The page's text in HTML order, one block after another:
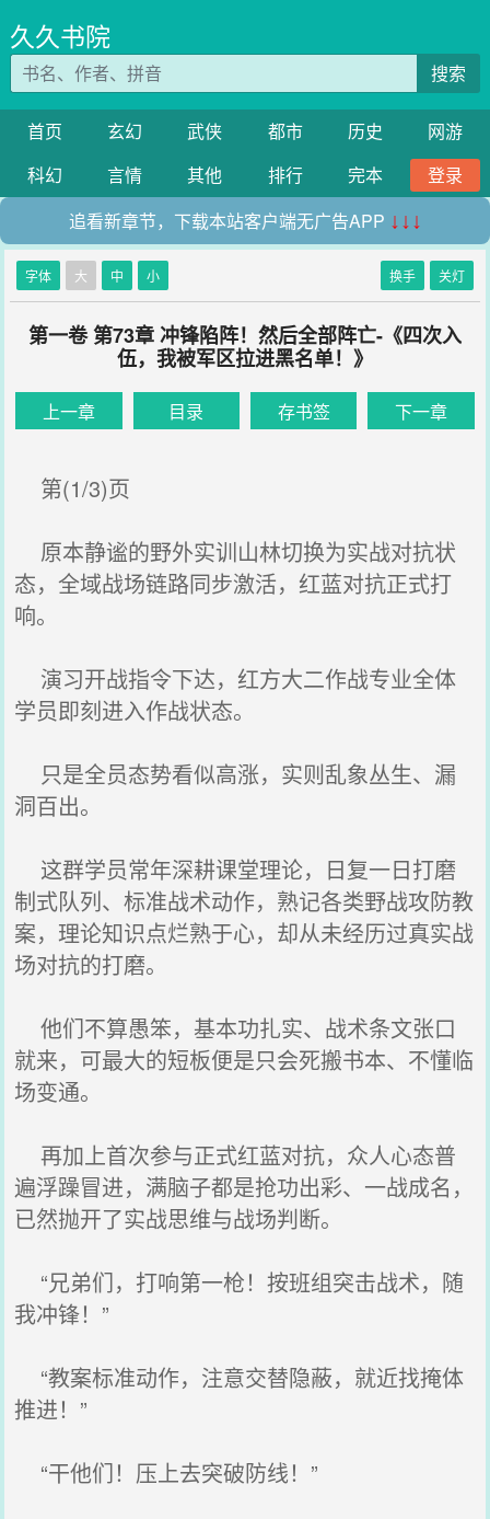
久久书院
搜索
首页 玄幻 武侠 都市 历史
网游
科幻
言情 其他 排行 完本
登录
追看新章节，下载本站客户端无广告APP ↓↓↓
字体 大 中 小 换手 关灯
第一卷 第73章 冲锋陷阵！然后全部阵亡-《四次入
伍，我被军区拉进黑名单！》
上一章 目录 存书签 下一章
第(1/3)页
原本静谧的野外实训山林切换为实战对抗状
态，全域战场链路同步激活，红蓝对抗正式打
响。
演习开战指令下达，红方大二作战专业全体
学员即刻进入作战状态。
只是全员态势看似高涨，实则乱象丛生、漏
洞百出。
这群学员常年深耕课堂理论，日复一日打磨
制式队列、标准战术动作，熟记各类野战攻防教
案，理论知识点烂熟于心，却从未经历过真实战
场对抗的打磨。
他们不算愚笨，基本功扎实、战术条文张口
就来，可最大的短板便是只会死搬书本、不懂临
场变通。
再加上首次参与正式红蓝对抗，众人心态普
遍浮躁冒进，满脑子都是抢功出彩、一战成名，
已然抛开了实战思维与战场判断。
“兄弟们，打响第一枪！按班组突击战术，随
我冲锋！”
“教案标准动作，注意交替隐蔽，就近找掩体
推进！”
“干他们！压上去突破防线！”